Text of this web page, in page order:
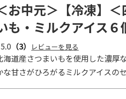
お中元＞【冷凍】
も・ミルクアイス６
5.0 （3） レビューを見る
海道産さつまいもを使用した濃厚
な甘さがひろがるミルクアイスのセ